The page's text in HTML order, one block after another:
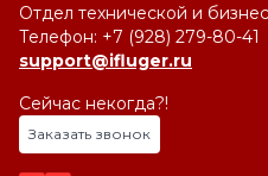
Отдел технической и
Телефон: +7 (928) 279-80-41
support@ifluger.ru
Сейчас некогда?!
Заказать звонок